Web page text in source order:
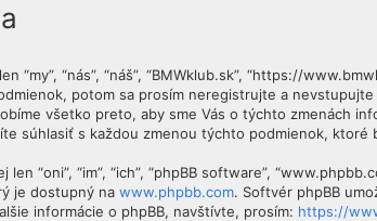
“my”, “nás”, “náš”, “BMWklub.sk”, “https://
potom sa prosím neregistrujte a
všetko preto, aby sme Vás o týchto zmenách
súhlasiť s každou zmenou týchto podmienok,
“oni”, “im”, “ich”, “phpBB software”,
je dostupný na www.phpbb.com. Softvér phpBB
informácie o phpBB, navštívte, prosím: https://